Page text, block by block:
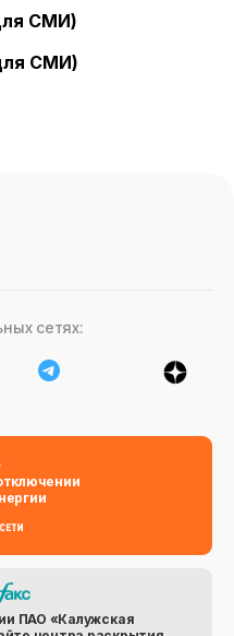
СМИ)
СМИ)
сетях:
ПАО «Калужская